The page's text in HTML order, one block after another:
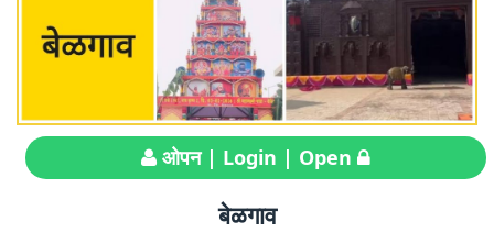
ओपन | Login | Open
बेळगाव